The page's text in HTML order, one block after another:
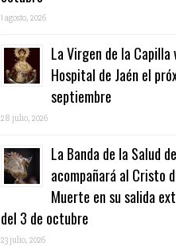
1 agosto, 2026
La Virgen de la
Hospital de Jaén el
septiembre
28 julio, 2026
La Banda de la Salud
acompañará al Cristo
Muerte en su salida
del 3 de octubre
23 julio, 2026